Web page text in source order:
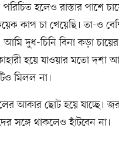
পরিচিত হলেও রাস্তার পাশে
কাপ চা খেয়েছি। তা-ও
দুধ-চিনি বিনা কড়া
হয়ে যাওয়ার মতো
মিলল না।
আকার ছোট হয়ে যাচ্ছে।
সঙ্গে থাকলেও হাঁটবেন না।